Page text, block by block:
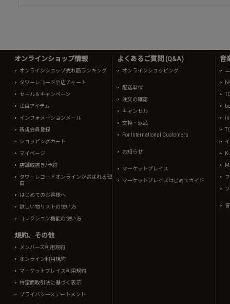
オンラインショップ情報
オンラインショップ売れ筋ランキング
タワーレコード全店チャート
セール＆キャンペーン
注目アイテム
インフォメーションメール
新規会員登録
ショッピングカート
マイページ
店舗取置き/予約
タワーレコードオンラインが選ばれる理
由
はじめてのお客様へ
欲しい物リストの使い方
コレクション機能の使い方
規約、その他
メンバーズ利用規約
オンライン利用規約
マーケットプレイス利用規約
特定商取引法に基づく表示
プライバシーステートメント
よくあるご質問 (Q&A)
オンラインショッピング
配送単位
注文の確認
キャンセル
交換・返品
For International Customers
お知らせ
マーケットプレイス
マーケットプレイスはじめてガイド
音